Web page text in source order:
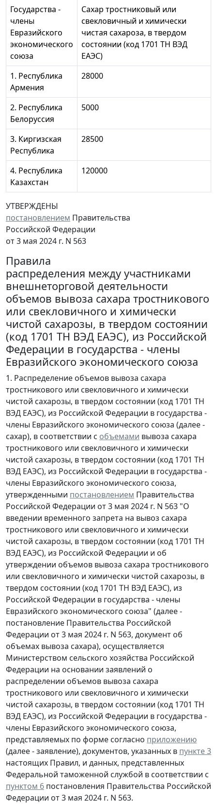
Государства -
члены
Евразийского
экономического
союза
Сахар тростниковый или
свекловичный и химически
чистая сахароза, в твердом
состоянии (код 1701 ТН ВЭД
ЕАЭС)
1. Республика
Армения
28000
2. Республика
Белоруссия
5000
3. Киргизская
Республика
28500
4. Республика
Казахстан
120000
УТВЕРЖДЕНЫ
постановлением Правительства
Российской Федерации
от 3 мая 2024 г. N 563
Правила
распределения между участниками
внешнеторговой деятельности
объемов вывоза сахара тростникового
или свекловичного и химически
чистой сахарозы, в твердом состоянии
(код 1701 ТН ВЭД ЕАЭС), из Российской
Федерации в государства - члены
Евразийского экономического союза
1. Распределение объемов вывоза сахара
тростникового или свекловичного и химически
чистой сахарозы, в твердом состоянии (код 1701 ТН
ВЭД ЕАЭС), из Российской Федерации в государства -
члены Евразийского экономического союза (далее -
сахар), в соответствии с объемами вывоза сахара
тростникового или свекловичного и химически
чистой сахарозы, в твердом состоянии (код 1701 ТН
ВЭД ЕАЭС), из Российской Федерации в государства -
члены Евразийского экономического союза,
утвержденными постановлением Правительства
Российской Федерации от 3 мая 2024 г. N 563 "О
введении временного запрета на вывоз сахара
тростникового или свекловичного и химически
чистой сахарозы, в твердом состоянии (код 1701 ТН
ВЭД ЕАЭС), из Российской Федерации и об
утверждении объемов вывоза сахара тростникового
или свекловичного и химически чистой сахарозы, в
твердом состоянии (код 1701 ТН ВЭД ЕАЭС), из
Российской Федерации в государства - члены
Евразийского экономического союза" (далее -
постановление Правительства Российской
Федерации от 3 мая 2024 г. N 563, документ об
объемах вывоза сахара), осуществляется
Министерством сельского хозяйства Российской
Федерации на основании заявлений о
распределении объемов вывоза сахара
тростникового или свекловичного и химически
чистой сахарозы, в твердом состоянии (код 1701 ТН
ВЭД ЕАЭС), из Российской Федерации в государства -
члены Евразийского экономического союза,
представляемых по форме согласно приложению
(далее - заявление), документов, указанных в пункте 3
настоящих Правил, и данных, представленных
Федеральной таможенной службой в соответствии с
пунктом 6 постановления Правительства Российской
Федерации от 3 мая 2024 г. N 563.